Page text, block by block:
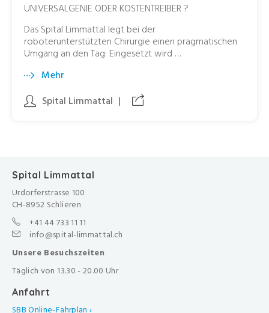
UNIVERSALGENIE ODER KOSTENTREIBER ?
Das Spital Limmattal legt bei der
roboterunterstützten Chirurgie einen pragmatischen
Umgang an den Tag: Eingesetzt wird …
Mehr
Spital Limmattal |
Spital Limmattal
Urdorferstrasse 100
CH-8952 Schlieren
+41 44 733 11 11
info@spital-limmattal.ch
Unsere Besuchszeiten
Täglich von 13.30 - 20.00 Uhr
Anfahrt
SBB Online-Fahrplan ›